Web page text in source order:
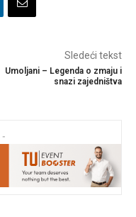
Sledeći tekst
Umoljani – Legenda o zmaju i
snazi zajedništva
-